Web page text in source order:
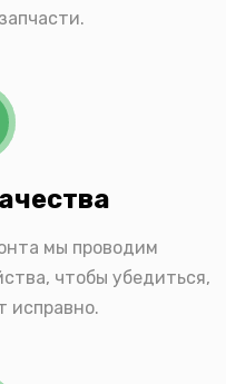
мы проводим
чтобы убедиться,
исправно.